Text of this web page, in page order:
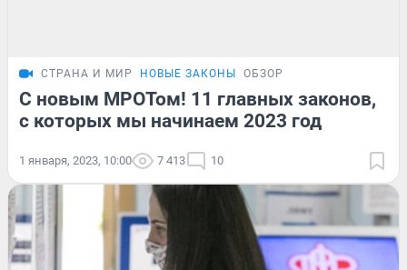
СТРАНА И МИР НОВЫЕ ЗАКОНЫ ОБЗОР
С новым МРОТом! 11 главных законов,
с которых мы начинаем 2023 год
1 января, 2023, 10:00 7 413 10